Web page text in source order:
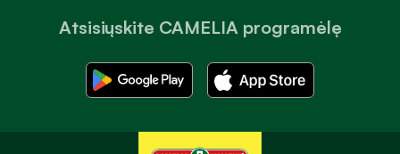
Atsisiųskite CAMELIA programėlę